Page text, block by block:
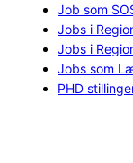
Job som
Jobs i
Jobs i
Jobs som
PHD